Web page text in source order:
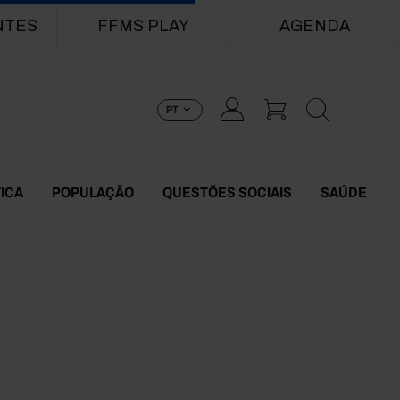
FFMS PLAY AGENDA
PT
POPULAÇÃO QUESTÕES SOCIAIS SAÚDE